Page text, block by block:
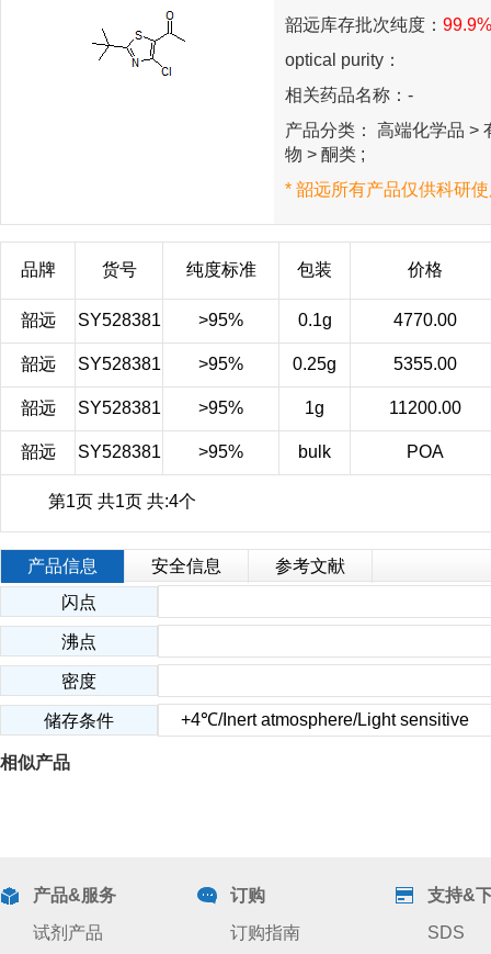
韶远库存批次纯度：
optical purity：
相关药品名称：-
产品分类： 高端化学品 >
物 > 酮类 ;
* 韶远所有产品仅供科研
品牌 货号 纯度标准 包装 价格
韶远 SY528381 >95% 0.1g 4770.00
韶远 SY528381 >95% 0.25g 5355.00
韶远 SY528381 >95% 1g 11200.00
韶远 SY528381 >95% bulk POA
第1页 共1页 共:4个
产品信息 安全信息
参考文献
闪点
沸点
密度
储存条件 +4℃/Inert atmosphere/Light sensitive
相似产品
产品&服务
试剂产品
订购
订购指南
支持&
SDS